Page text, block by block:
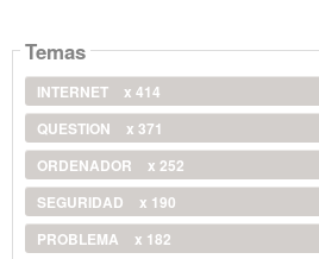
Temas
INTERNET
x 414
QUESTION
x 371
ORDENADOR
x 252
SEGURIDAD
x 190
PROBLEMA
x 182